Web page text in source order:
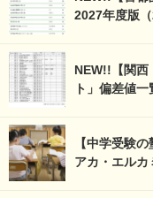
2027年度版（
NEW!!【関西
ト」偏差値一
【中学受験
アカ・エルカ